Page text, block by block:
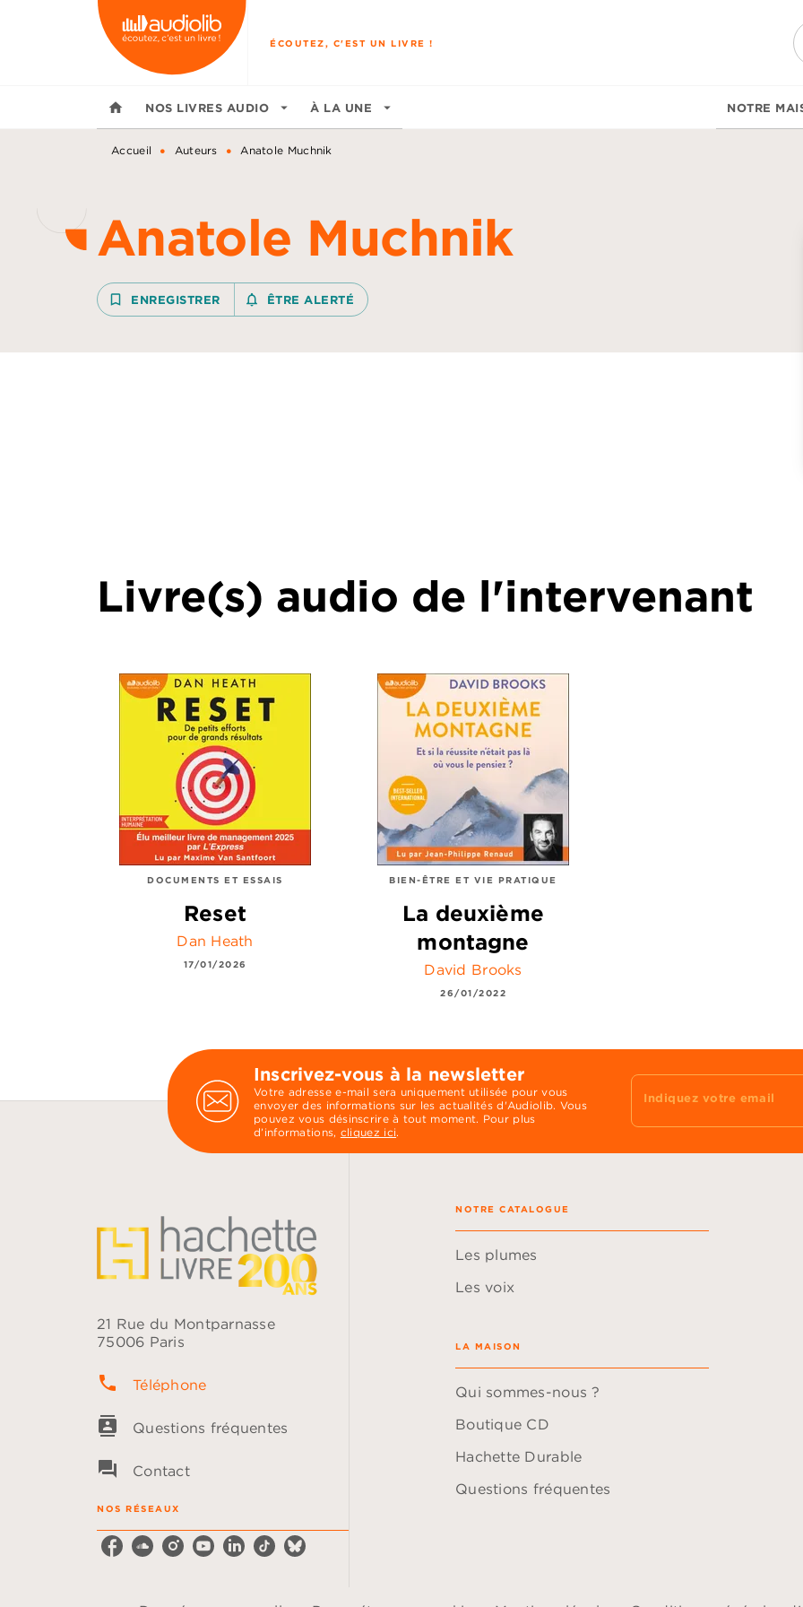
MENU RECHERCHE
ÉCOUTEZ, C'EST UN LIVRE !
home NOS LIVRES AUDIO arrow_drop_down À LA UNE arrow_drop_down NOTRE
Accueil • Auteurs • Anatole Muchnik
Anatole Muchnik
bookmark_border ENREGISTRER notifications_none_outlined
ÊTRE ALERTÉ
Livre(s) audio de l'intervenant
DOCUMENTS ET ESSAIS
Reset
Dan Heath
17/01/2026
BIEN-ÊTRE ET VIE PRATIQUE
La deuxième
montagne
David Brooks
26/01/2022
Inscrivez-vous à la newsletter
Votre adresse e-mail sera uniquement utilisée pour vous
envoyer des informations sur les actualités d'Audiolib. Vous
pouvez vous désinscrire à tout moment. Pour plus
d’informations, cliquez ici.
Indiquez votre email
21 Rue du Montparnasse
75006 Paris
phone Téléphone
contacts Questions fréquentes
question_answer Contact
NOS RÉSEAUX
NOTRE CATALOGUE
Les plumes
Les voix
LA MAISON
Qui sommes-nous ?
Boutique CD
Hachette Durable
Questions fréquentes